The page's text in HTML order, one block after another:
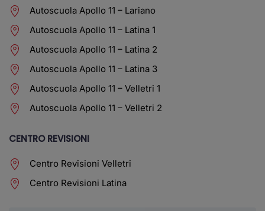
Autoscuola Apollo 11 – Lariano
Autoscuola Apollo 11 – Latina 1
Autoscuola Apollo 11 – Latina 2
Autoscuola Apollo 11 – Latina 3
Autoscuola Apollo 11 – Velletri 1
Autoscuola Apollo 11 – Velletri 2
CENTRO REVISIONI
Centro Revisioni Velletri
Centro Revisioni Latina